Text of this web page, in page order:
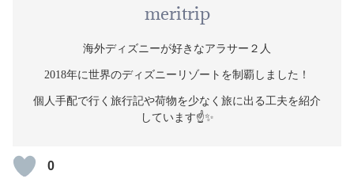
meritrip
海外ディズニーが好きなアラサー２人
2018年に世界のディズニーリゾートを制覇しました！
個人手配で行く旅行記や荷物を少なく旅に出る工夫を紹介
しています☝️✨
0